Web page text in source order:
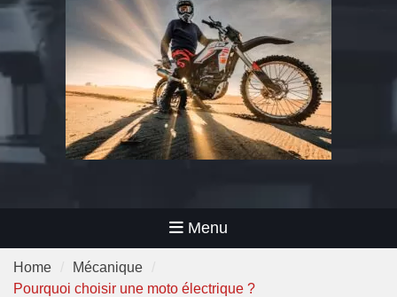
Menu
Home
Mécanique
Pourquoi choisir une moto électrique ?